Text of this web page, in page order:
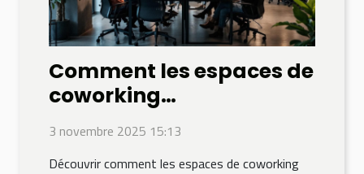
Comment les espaces de
coworking
transforment-ils le
monde des affaires ?
3 novembre 2025 15:13
Découvrir comment les espaces de coworking